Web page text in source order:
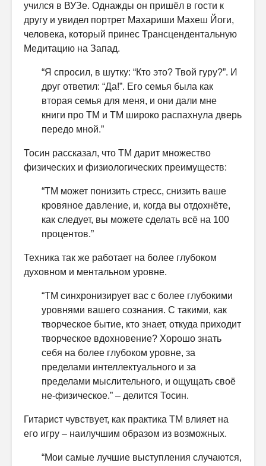
учился в ВУЗе. Однажды он пришёл в гости к
другу и увидел портрет Махариши Махеш Йоги,
человека, который принес Трансцендентальную
Медитацию на Запад.
“Я спросил, в шутку: “Кто это? Твой гуру?”. И
друг ответил: “Да!”. Его семья была как
вторая семья для меня, и они дали мне
книги про ТМ и ТМ широко распахнула дверь
передо мной.”
Тосин рассказал, что ТМ дарит множество
физических и физиологических преимуществ:
“ТМ может понизить стресс, снизить ваше
кровяное давление, и, когда вы отдохнёте,
как следует, вы можете сделать всё на 100
процентов.”
Техника так же работает на более глубоком
духовном и ментальном уровне.
“ТМ синхронизирует вас с более глубокими
уровнями вашего сознания. С такими, как
творческое бытие, кто знает, откуда приходит
творческое вдохновение? Хорошо знать
себя на более глубоком уровне, за
пределами интеллектуального и за
пределами мыслительного, и ощущать своё
не-физическое.” – делится Тосин.
Гитарист чувствует, как практика ТМ влияет на
его игру – наилучшим образом из возможных.
“Мои самые лучшие выступления случаются,